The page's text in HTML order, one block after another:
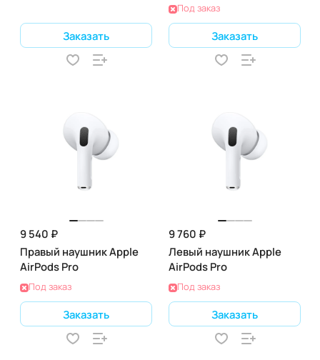
Заказать
Под заказ
Заказать
9 540 ₽
Правый наушник Apple
AirPods Pro
Под заказ
Заказать
9 760 ₽
Левый наушник Apple
AirPods Pro
Под заказ
Заказать